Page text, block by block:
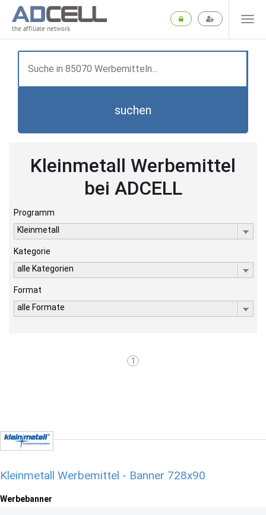
the affiliate network
suchen
Kleinmetall Werbemittel
bei ADCELL
Programm
Kleinmetall
Kategorie
alle Kategorien
Format
alle Formate
1
Kleinmetall Werbemittel - Banner 728x90
Werbebanner